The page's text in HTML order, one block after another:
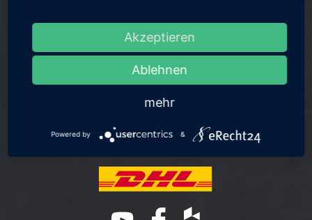
Akzeptieren
Ablehnen
mehr
Powered by &